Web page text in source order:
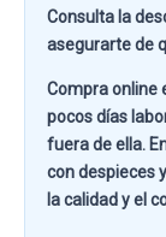
Consulta la
asegurarte de
Compra online
pocos días
fuera de ella.
con despieces
la calidad y el